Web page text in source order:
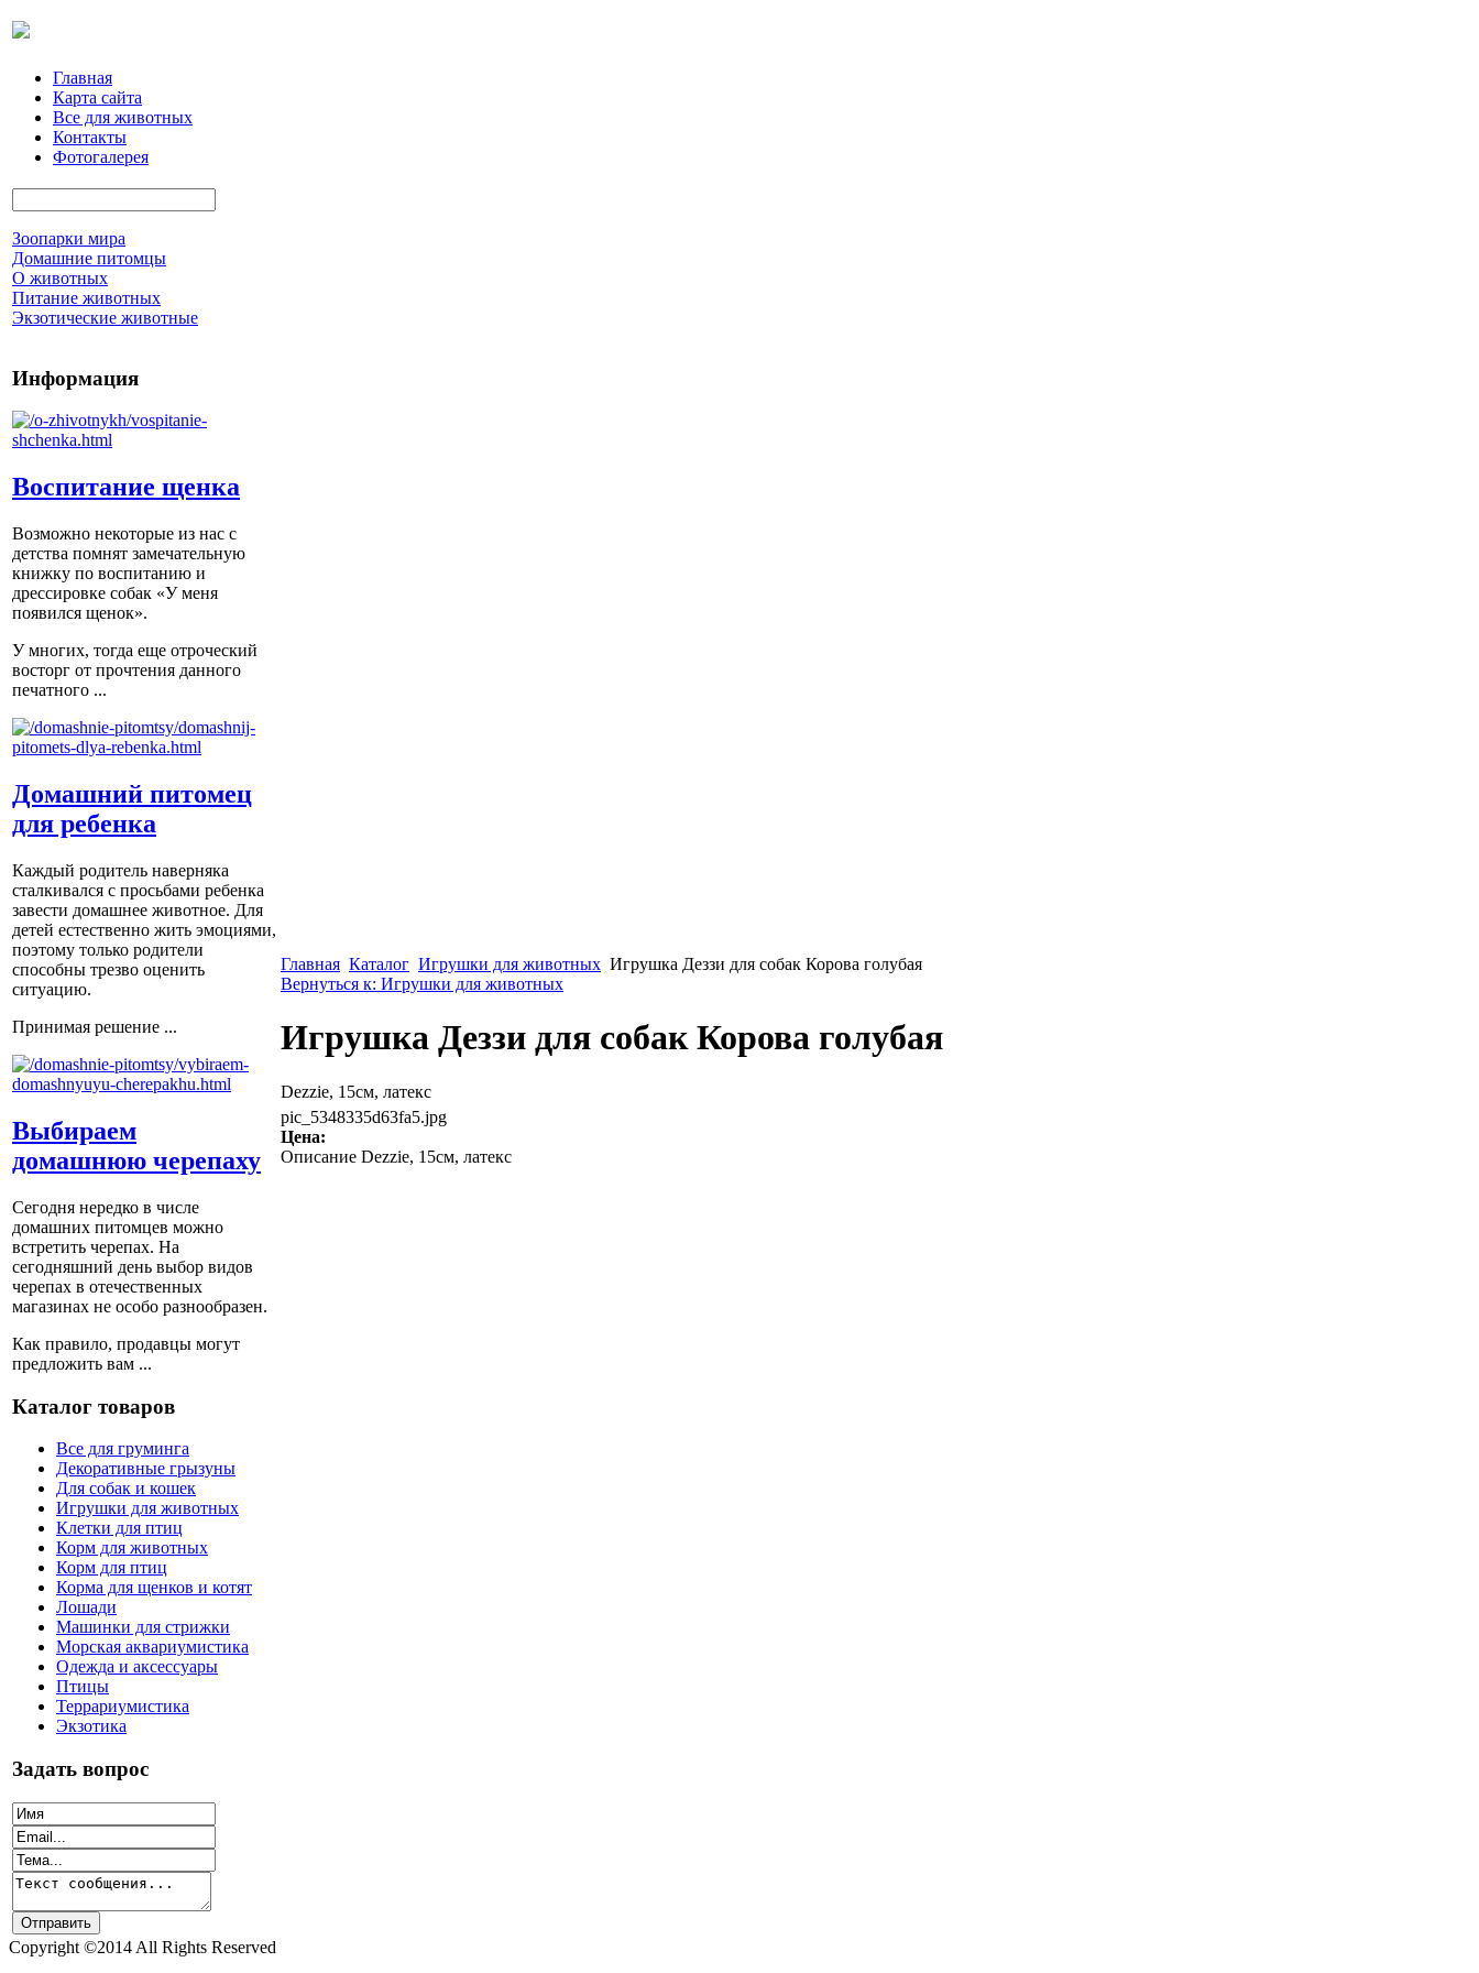
Главная
Карта сайта
Все для животных
Контакты
Фотогалерея
Зоопарки мира
Домашние питомцы
О животных
Питание животных
Экзотические животные
Информация
Воспитание щенка
Возможно некоторые из нас с
детства помнят замечательную
книжку по воспитанию и
дрессировке собак «У меня
появился щенок».
У многих, тогда еще отроческий
восторг от прочтения данного
печатного ...
Домашний питомец
для ребенка
Каждый родитель наверняка
сталкивался с просьбами ребенка
завести домашнее животное. Для
детей естественно жить эмоциями,
поэтому только родители
способны трезво оценить
ситуацию.
Принимая решение ...
Выбираем
домашнюю черепаху
Сегодня нередко в числе
домашних питомцев можно
встретить черепах. На
сегодняшний день выбор видов
черепах в отечественных
магазинах не особо разнообразен.
Как правило, продавцы могут
предложить вам ...
Каталог товаров
Все для груминга
Декоративные грызуны
Для собак и кошек
Игрушки для животных
Клетки для птиц
Корм для животных
Корм для птиц
Корма для щенков и котят
Лошади
Машинки для стрижки
Морская аквариумистика
Одежда и аксессуары
Птицы
Террариумистика
Экзотика
Задать вопрос
Главная Каталог Игрушки для животных Игрушка Деззи для собак Корова голубая
Вернуться к: Игрушки для животных
Игрушка Деззи для собак Корова голубая
Dezzie, 15см, латекс
pic_5348335d63fa5.jpg
Цена:
Описание Dezzie, 15см, латекс
Copyright ©2014 All Rights Reserved